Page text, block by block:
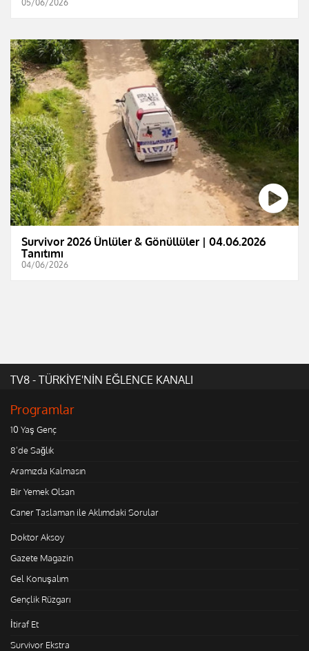
05/06/2026
Survivor 2026 Ünlüler & Gönüllüler | 04.06.2026
Tanıtımı
04/06/2026
TV8 - TÜRKİYE'NİN EĞLENCE KANALI
Programlar
10 Yaş Genç
8'de Sağlık
Aramızda Kalmasın
Bir Yemek Olsan
Caner Taslaman ile Aklımdaki Sorular
Doktor Aksoy
Gazete Magazin
Gel Konuşalım
Gençlik Rüzgarı
İtiraf Et
Survivor Ekstra